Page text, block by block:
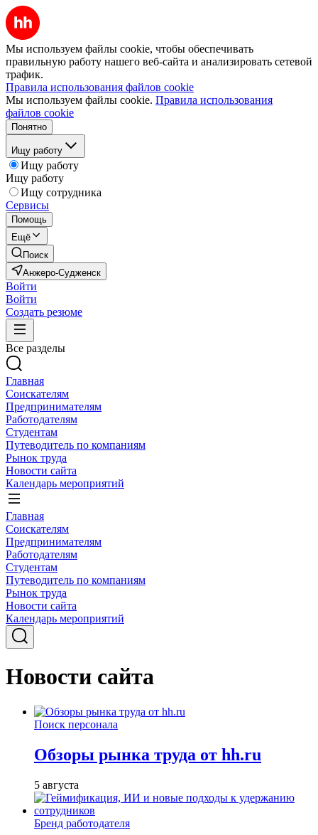
Мы используем файлы cookie, чтобы обеспечивать
правильную работу нашего веб-сайта и анализировать сетевой
трафик.
Правила использования файлов cookie
Мы используем файлы cookie. Правила использования
файлов cookie
Понятно
Ищу работу
Ищу работу
Ищу работу
Ищу сотрудника
Сервисы
Помощь
Ещё
Поиск
Анжеро-Судженск
Войти
Войти
Создать резюме
Все разделы
Главная
Соискателям
Предпринимателям
Работодателям
Студентам
Путеводитель по компаниям
Рынок труда
Новости сайта
Календарь мероприятий
Главная
Соискателям
Предпринимателям
Работодателям
Студентам
Путеводитель по компаниям
Рынок труда
Новости сайта
Календарь мероприятий
Новости сайта
Поиск персонала
Обзоры рынка труда от hh.ru
5 августа
Бренд работодателя